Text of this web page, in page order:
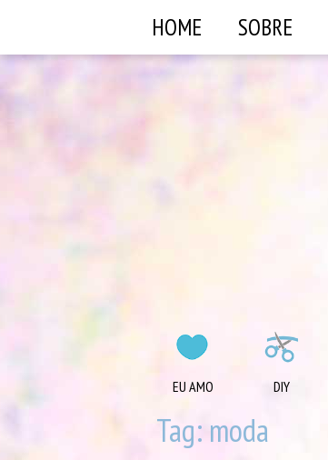
HOME SOBRE
EU AMO DIY
Tag: moda